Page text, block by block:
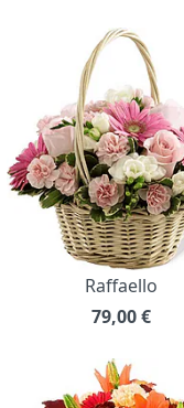
Raffaello
79,00€